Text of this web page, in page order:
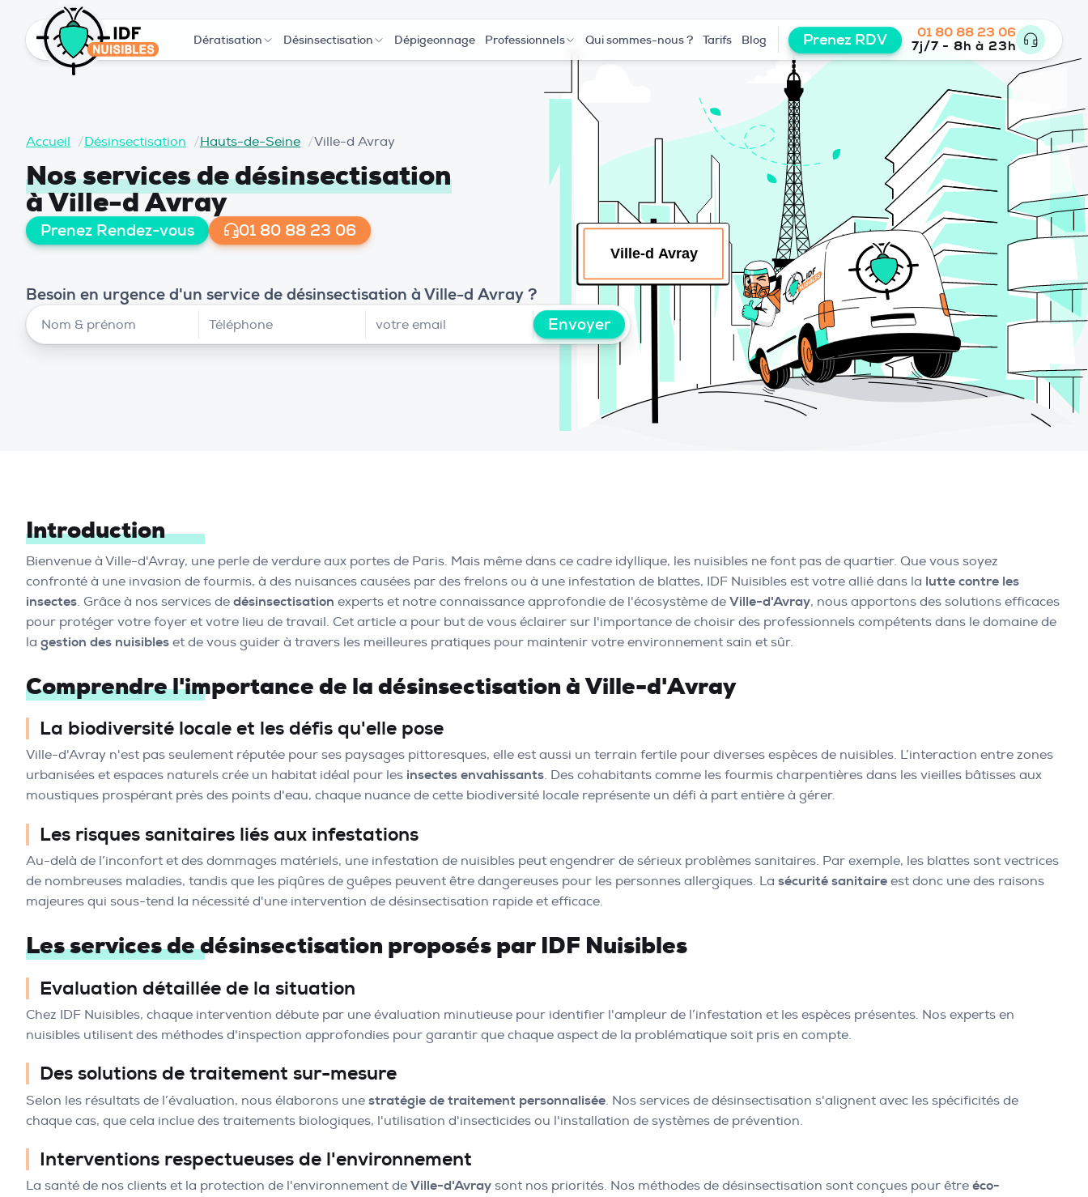
Dératisation Désinsectisation Dépigeonnage Professionnels Qui sommes-nous ? Tarifs Blog Prenez RDV
01 80 88 23 06
7j/7 - 8h à 23h
Accueil /Désinsectisation /Hauts-de-Seine /Ville-d Avray
Nos services de désinsectisation
à Ville-d Avray
Prenez Rendez-vous 01 80 88 23 06
Besoin en urgence d'un service de désinsectisation à Ville-d Avray ?
Envoyer
Introduction
Bienvenue à Ville-d'Avray, une perle de verdure aux portes de Paris. Mais même dans ce cadre idyllique, les nuisibles ne font pas de quartier. Que vous soyez
confronté à une invasion de fourmis, à des nuisances causées par des frelons ou à une infestation de blattes, IDF Nuisibles est votre allié dans la lutte contre les
insectes. Grâce à nos services de désinsectisation experts et notre connaissance approfondie de l'écosystème de Ville-d'Avray, nous apportons des solutions efficaces
pour protéger votre foyer et votre lieu de travail. Cet article a pour but de vous éclairer sur l'importance de choisir des professionnels compétents dans le domaine de
la gestion des nuisibles et de vous guider à travers les meilleures pratiques pour maintenir votre environnement sain et sûr.
Comprendre l'importance de la désinsectisation à Ville-d'Avray
La biodiversité locale et les défis qu'elle pose
Ville-d'Avray n'est pas seulement réputée pour ses paysages pittoresques, elle est aussi un terrain fertile pour diverses espèces de nuisibles. L’interaction entre zones
urbanisées et espaces naturels crée un habitat idéal pour les insectes envahissants. Des cohabitants comme les fourmis charpentières dans les vieilles bâtisses aux
moustiques prospérant près des points d'eau, chaque nuance de cette biodiversité locale représente un défi à part entière à gérer.
Les risques sanitaires liés aux infestations
Au-delà de l’inconfort et des dommages matériels, une infestation de nuisibles peut engendrer de sérieux problèmes sanitaires. Par exemple, les blattes sont vectrices
de nombreuses maladies, tandis que les piqûres de guêpes peuvent être dangereuses pour les personnes allergiques. La sécurité sanitaire est donc une des raisons
majeures qui sous-tend la nécessité d'une intervention de désinsectisation rapide et efficace.
Les services de désinsectisation proposés par IDF Nuisibles
Evaluation détaillée de la situation
Chez IDF Nuisibles, chaque intervention débute par une évaluation minutieuse pour identifier l'ampleur de l’infestation et les espèces présentes. Nos experts en
nuisibles utilisent des méthodes d'inspection approfondies pour garantir que chaque aspect de la problématique soit pris en compte.
Des solutions de traitement sur-mesure
Selon les résultats de l’évaluation, nous élaborons une stratégie de traitement personnalisée. Nos services de désinsectisation s'alignent avec les spécificités de
chaque cas, que cela inclue des traitements biologiques, l'utilisation d'insecticides ou l'installation de systèmes de prévention.
Interventions respectueuses de l'environnement
La santé de nos clients et la protection de l'environnement de Ville-d'Avray sont nos priorités. Nos méthodes de désinsectisation sont conçues pour être éco-